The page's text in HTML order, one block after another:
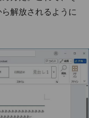
解放されるように